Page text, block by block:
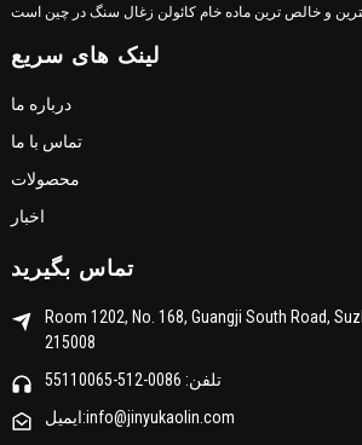
لینک های سریع
درباره ما
تماس با ما
محصولات
اخبار
تماس بگیرید
Room 1202, No. 168, Guangji South Road,
215008
تلفن: 0086-512-55110065
ایمیل:info@jinyukaolin.com